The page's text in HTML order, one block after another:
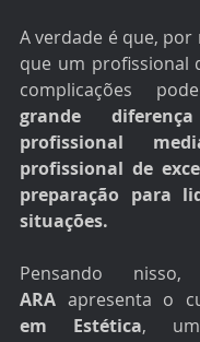
A verdade é que,
que um profissional
complicações
grande
profissional
profissional de
preparação para
situações.
Pensando
ARA apresenta o
em Estética, um